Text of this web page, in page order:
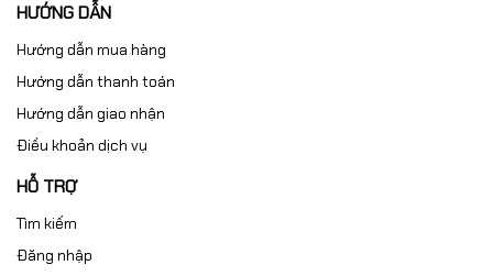
HƯỚNG DẪN
Hướng dẫn mua hàng
Hướng dẫn thanh toán
Hướng dẫn giao nhận
Điều khoản dịch vụ
HỖ TRỢ
Tìm kiếm
Đăng nhập